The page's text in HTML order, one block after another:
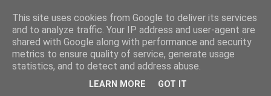
uddevallabloggen.se
med stort och smått från Uddevallas horisont
This site uses cookies from Google to deliver its services
and to analyze traffic. Your IP address and user-agent are
shared with Google along with performance and security
metrics to ensure quality of service, generate usage
statistics, and to detect and address abuse.
LEARN MORE GOT IT